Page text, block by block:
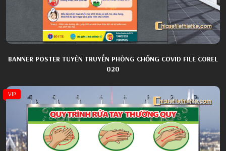
BANNER POSTER TUYÊN TRUYỀN PHÒNG CHỐNG COVID FILE COREL
020
VIP